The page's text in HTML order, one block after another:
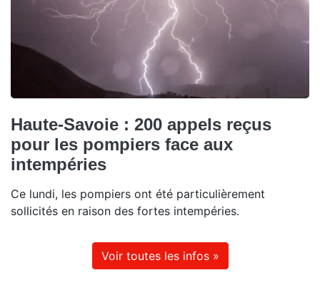
Haute-Savoie : 200 appels reçus
pour les pompiers face aux
intempéries
Ce lundi, les pompiers ont été particulièrement
sollicités en raison des fortes intempéries.
Voir toutes les infos »